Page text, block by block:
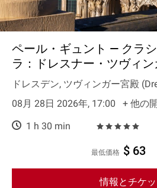
ペール・ギュント — クラ
ラ：ドレスナー・ツヴィン
ドレスデン, ツヴィンガー宮殿
08月 28日 2026年, 17:00
+ 他の
1 h 30 min
最低価格 $ 63
情報とチケッ